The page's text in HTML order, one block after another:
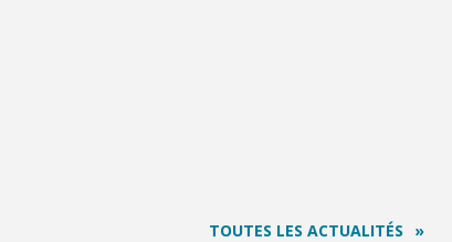
TOUTES LES ACTUALITÉS